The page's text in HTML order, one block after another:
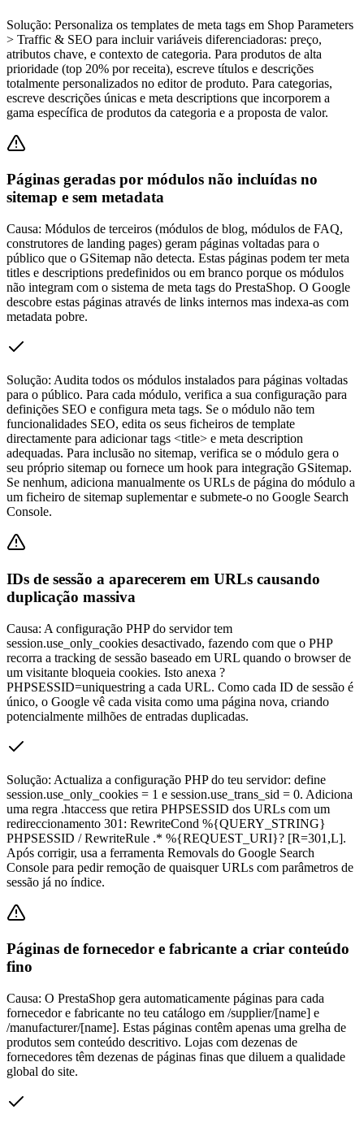
Solução: Personaliza os templates de meta tags em Shop Parameters
> Traffic & SEO para incluir variáveis diferenciadoras: preço,
atributos chave, e contexto de categoria. Para produtos de alta
prioridade (top 20% por receita), escreve títulos e descrições
totalmente personalizados no editor de produto. Para categorias,
escreve descrições únicas e meta descriptions que incorporem a
gama específica de produtos da categoria e a proposta de valor.
Páginas geradas por módulos não incluídas no
sitemap e sem metadata
Causa: Módulos de terceiros (módulos de blog, módulos de FAQ,
construtores de landing pages) geram páginas voltadas para o
público que o GSitemap não detecta. Estas páginas podem ter meta
titles e descriptions predefinidos ou em branco porque os módulos
não integram com o sistema de meta tags do PrestaShop. O Google
descobre estas páginas através de links internos mas indexa-as com
metadata pobre.
Solução: Audita todos os módulos instalados para páginas voltadas
para o público. Para cada módulo, verifica a sua configuração para
definições SEO e configura meta tags. Se o módulo não tem
funcionalidades SEO, edita os seus ficheiros de template
directamente para adicionar tags <title> e meta description
adequadas. Para inclusão no sitemap, verifica se o módulo gera o
seu próprio sitemap ou fornece um hook para integração GSitemap.
Se nenhum, adiciona manualmente os URLs de página do módulo a
um ficheiro de sitemap suplementar e submete-o no Google Search
Console.
IDs de sessão a aparecerem em URLs causando
duplicação massiva
Causa: A configuração PHP do servidor tem
session.use_only_cookies desactivado, fazendo com que o PHP
recorra a tracking de sessão baseado em URL quando o browser de
um visitante bloqueia cookies. Isto anexa ?
PHPSESSID=uniquestring a cada URL. Como cada ID de sessão é
único, o Google vê cada visita como uma página nova, criando
potencialmente milhões de entradas duplicadas.
Solução: Actualiza a configuração PHP do teu servidor: define
session.use_only_cookies = 1 e session.use_trans_sid = 0. Adiciona
uma regra .htaccess que retira PHPSESSID dos URLs com um
redireccionamento 301: RewriteCond %{QUERY_STRING}
PHPSESSID / RewriteRule .* %{REQUEST_URI}? [R=301,L].
Após corrigir, usa a ferramenta Removals do Google Search
Console para pedir remoção de quaisquer URLs com parâmetros de
sessão já no índice.
Páginas de fornecedor e fabricante a criar conteúdo
fino
Causa: O PrestaShop gera automaticamente páginas para cada
fornecedor e fabricante no teu catálogo em /supplier/[name] e
/manufacturer/[name]. Estas páginas contêm apenas uma grelha de
produtos sem conteúdo descritivo. Lojas com dezenas de
fornecedores têm dezenas de páginas finas que diluem a qualidade
global do site.